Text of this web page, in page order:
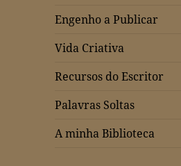
Engenho a Publicar
Vida Criativa
Recursos do Escritor
Palavras Soltas
A minha Biblioteca